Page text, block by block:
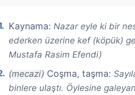
Kaynama: Nazar eyle ki bir
ederken üzerine kef (köpük)
Mustafa Rasim Efendi)
(mecazi) Coşma, taşma:
binlere ulaştı. Öylesine